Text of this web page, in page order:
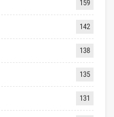
159
142
138
135
131